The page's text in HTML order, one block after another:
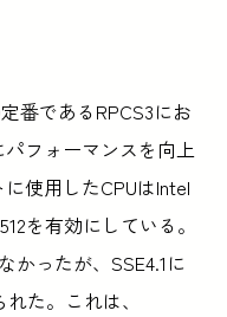
番であるRPCS3にお
フォーマンスを向上
使用したCPUはIntel
を有効にしている。
かったが、SSE4.1に
た。これは、